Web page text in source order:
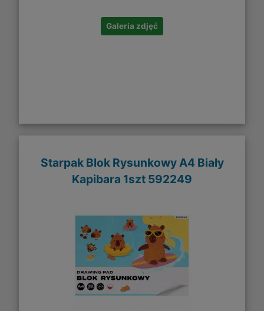
Galeria zdjęć
Starpak Blok Rysunkowy A4 Biały
Kapibara 1szt 592249